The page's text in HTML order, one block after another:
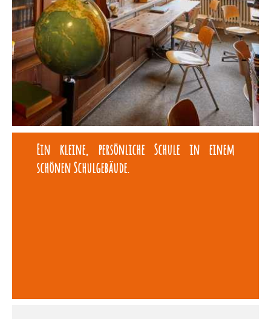
Ein kleine, persönliche Schule in einem
schönen Schulgebäude.